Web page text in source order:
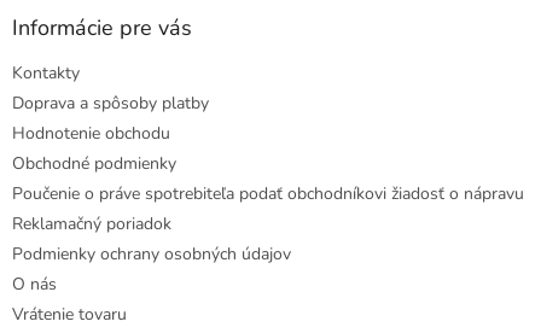
Informácie pre vás
Kontakty
Doprava a spôsoby platby
Hodnotenie obchodu
Obchodné podmienky
Poučenie o práve spotrebiteľa podať obchodníkovi žiadosť o nápravu
Reklamačný poriadok
Podmienky ochrany osobných údajov
O nás
Vrátenie tovaru